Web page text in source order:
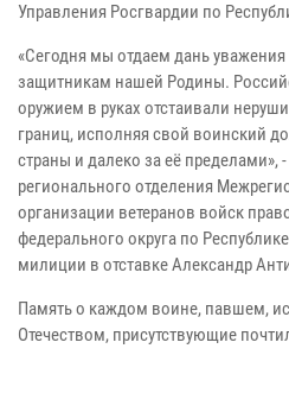
Управления Росгвардии по
«Сегодня мы отдаем дань
защитникам нашей Родины.
оружием в руках отстаивали
границ, исполняя свой воинский
страны и далеко за её пределами»,
регионального отделения
организации ветеранов войск
федерального округа по
милиции в отставке Александр
Память о каждом воине, павшем,
Отечеством, присутствующие